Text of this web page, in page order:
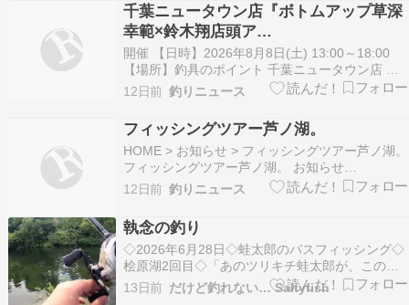
千葉ニュータウン店『ボトムアップ草深
幸範×鈴木翔店頭ア…
開催 【日時】2026年8月8日(土) 13:00～18:00
【場所】釣具のポイント 千葉ニュータウン店 イ
ベント内容 草深幸範 × 鈴木翔、ボトムアップの
二人が千葉ニュータウン店にやって来る！ おかっ
ぱりバスフィッシングの世界を変え続けるルアー
メーカー「Bottomup(ボ…
12日前 釣りニュース
フィッシングツアー芦ノ湖。
HOME > お知らせ > フィッシングツアー芦ノ湖。
フィッシングツアー芦ノ湖。 お知らせ
2026.07.29 2026年度フィールドイベント『フィ
ッシングツアー』の募集を開始。最後となる4回
目は、バスフィッシングの聖地”芦ノ湖”でガンク
ラフトとコラボ。ゲストには平岩孝典氏…
12日前 釣りニュース
執念の釣り
◇2026年6月28日◇蛙太郎のバスフィッシング◇
桧原湖2回目◇「あのツリキチ蛙太郎が、この程
度で諦めるはずがない。」私は初めから、そう思
っていました。蛙太郎はネコリグにして、ルアー
13日前 だけど釣れない… Saltyfish